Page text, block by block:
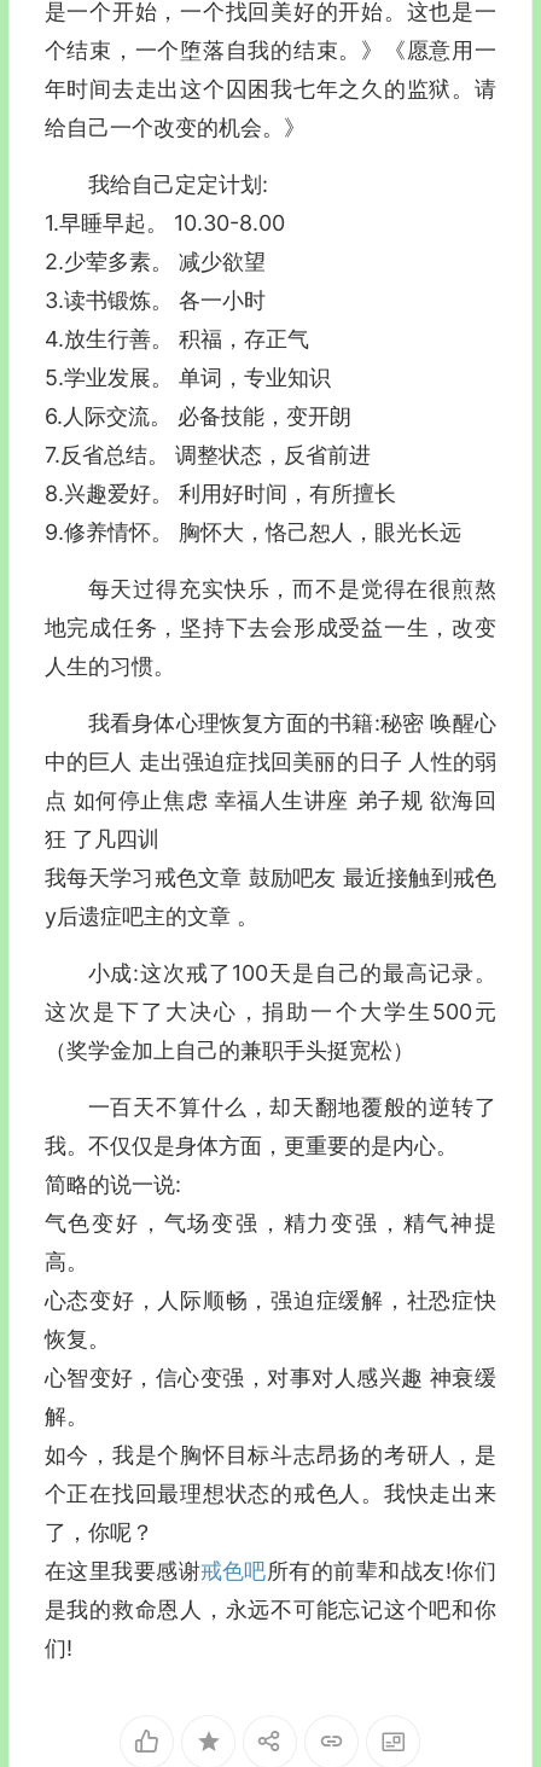
是一个开始，一个找回美好的开始。这也是一
个结束，一个堕落自我的结束。》《愿意用一
年时间去走出这个囚困我七年之久的监狱。请
给自己一个改变的机会。》
我给自己定定计划:
1.早睡早起。 10.30-8.00
2.少荤多素。 减少欲望
3.读书锻炼。 各一小时
4.放生行善。 积福，存正气
5.学业发展。 单词，专业知识
6.人际交流。 必备技能，变开朗
7.反省总结。 调整状态，反省前进
8.兴趣爱好。 利用好时间，有所擅长
9.修养情怀。 胸怀大，恪己恕人，眼光长远
每天过得充实快乐，而不是觉得在很煎熬
地完成任务，坚持下去会形成受益一生，改变
人生的习惯。
我看身体心理恢复方面的书籍:秘密 唤醒心
中的巨人 走出强迫症找回美丽的日子 人性的弱
点 如何停止焦虑 幸福人生讲座 弟子规 欲海回
狂 了凡四训
我每天学习戒色文章 鼓励吧友 最近接触到戒色
y后遗症吧主的文章 。
小成:这次戒了100天是自己的最高记录。
这次是下了大决心，捐助一个大学生500元
（奖学金加上自己的兼职手头挺宽松）
一百天不算什么，却天翻地覆般的逆转了
我。不仅仅是身体方面，更重要的是内心。
简略的说一说:
气色变好，气场变强，精力变强，精气神提
高。
心态变好，人际顺畅，强迫症缓解，社恐症快
恢复。
心智变好，信心变强，对事对人感兴趣 神衰缓
解。
如今，我是个胸怀目标斗志昂扬的考研人，是
个正在找回最理想状态的戒色人。我快走出来
了，你呢？
在这里我要感谢戒色吧所有的前辈和战友!你们
是我的救命恩人，永远不可能忘记这个吧和你
们!